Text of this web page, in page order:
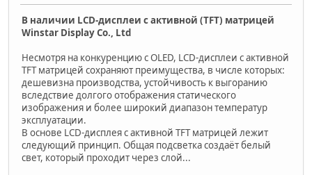
В наличии LCD-дисплеи с активной (TFT) матрицей
Winstar Display Co., Ltd
Несмотря на конкуренцию с OLED, LCD-дисплеи с активной
TFT матрицей сохраняют преимущества, в числе которых:
дешевизна производства, устойчивость к выгоранию
вследствие долгого отображения статического
изображения и более широкий диапазон температур
эксплуатации.
В основе LCD-дисплея с активной TFT матрицей лежит
следующий принцип. Общая подсветка создаёт белый
свет, который проходит через слой...